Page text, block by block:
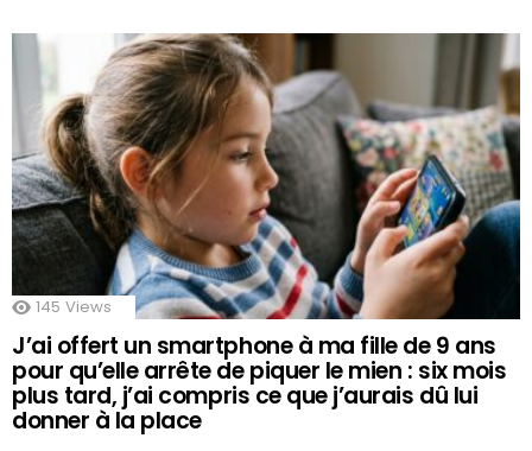
145 Views
J’ai offert un smartphone à ma fille de 9 ans
pour qu’elle arrête de piquer le mien : six mois
plus tard, j’ai compris ce que j’aurais dû lui
donner à la place